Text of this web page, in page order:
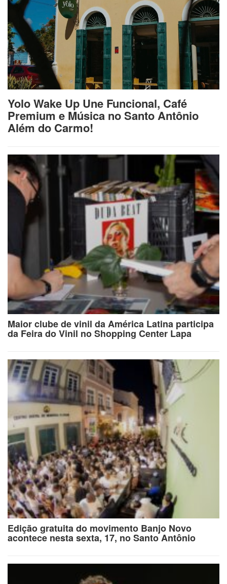
Yolo Wake Up Une Funcional, Café
Premium e Música no Santo Antônio
Além do Carmo!
Maior clube de vinil da América Latina participa
da Feira do Vinil no Shopping Center Lapa
Edição gratuita do movimento Banjo Novo
acontece nesta sexta, 17, no Santo Antônio